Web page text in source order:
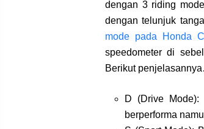
dengan 3 riding
dengan telunjuk
mode pada Honda
speedometer di
Berikut
D (Drive Mode):
berperforma